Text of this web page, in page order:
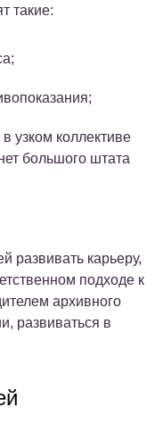
такие:
узком коллективе
большого штата
развивать карьеру,
подходе к
архивного
развиваться в